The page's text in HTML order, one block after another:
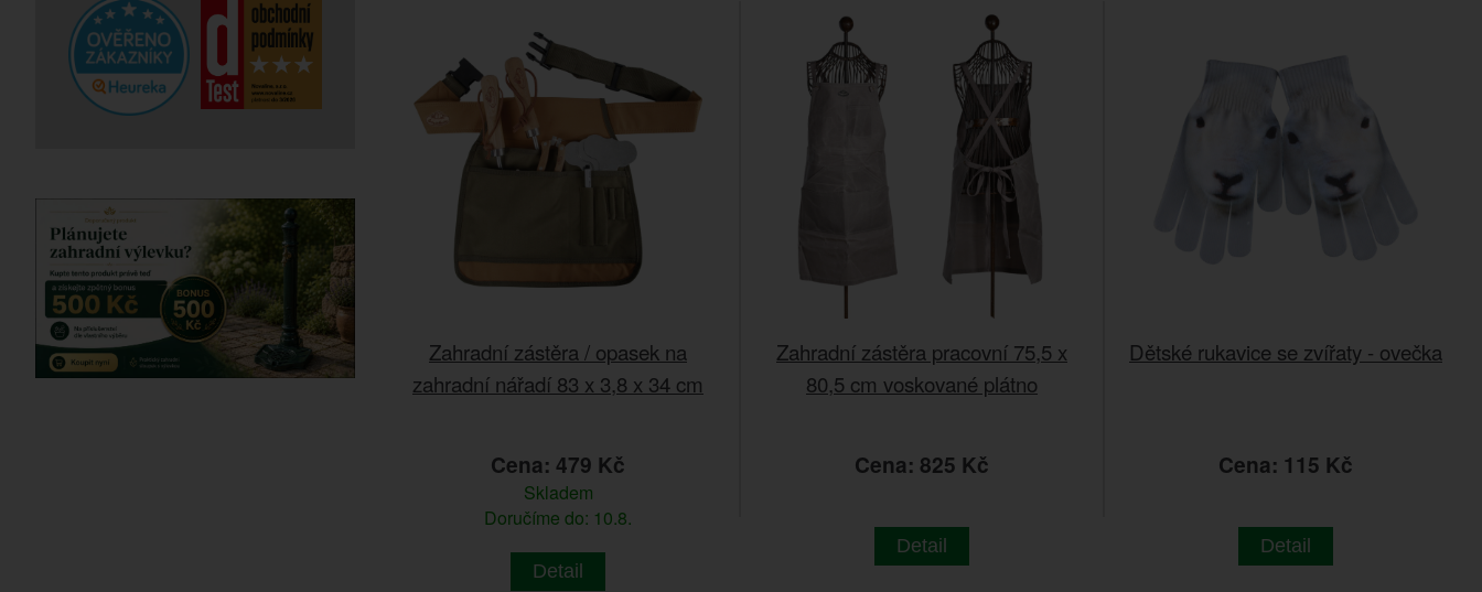
Zahradní zástěra / opasek na
zahradní nářadí 83 x 3,8 x 34 cm
Cena: 479 Kč
Skladem
Doručíme do: 10.8.
Detail
Zahradní zástěra pracovní 75,5 x
80,5 cm voskované plátno
Cena: 825 Kč
Detail
Dětské rukavice se zvířaty - ovečka
Cena: 115 Kč
Detail